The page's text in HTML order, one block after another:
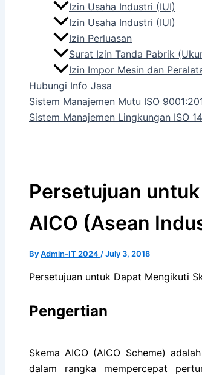
Izin Usaha Industri (IUI)
Izin Usaha Industri (IUI)
Izin Perluasan
Surat Izin Tanda Pabrik
Izin Impor Mesin dan
Hubungi Info Jasa
Sistem Manajemen Mutu ISO
Sistem Manajemen Lingkungan ISO
Persetujuan
AICO (Asean
ByAdmin-IT 2024 /July 3, 2018
Persetujuan untuk Dapat Mengikuti
Pengertian
Skema AICO (AICO Scheme)
dalam rangka mempercepat